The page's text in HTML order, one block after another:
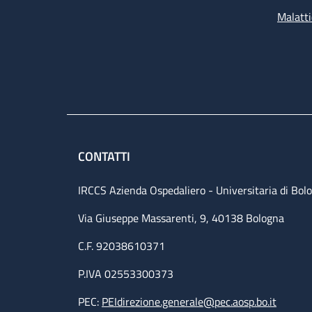
CONTATTI
IRCCS Azienda Ospedaliero - Universitaria di
Via Giuseppe Massarenti, 9, 40138 Bologna
C.F. 92038610371
P.IVA 02553300373
PEC: PEIdirezione.generale@pec.aosp.bo.it